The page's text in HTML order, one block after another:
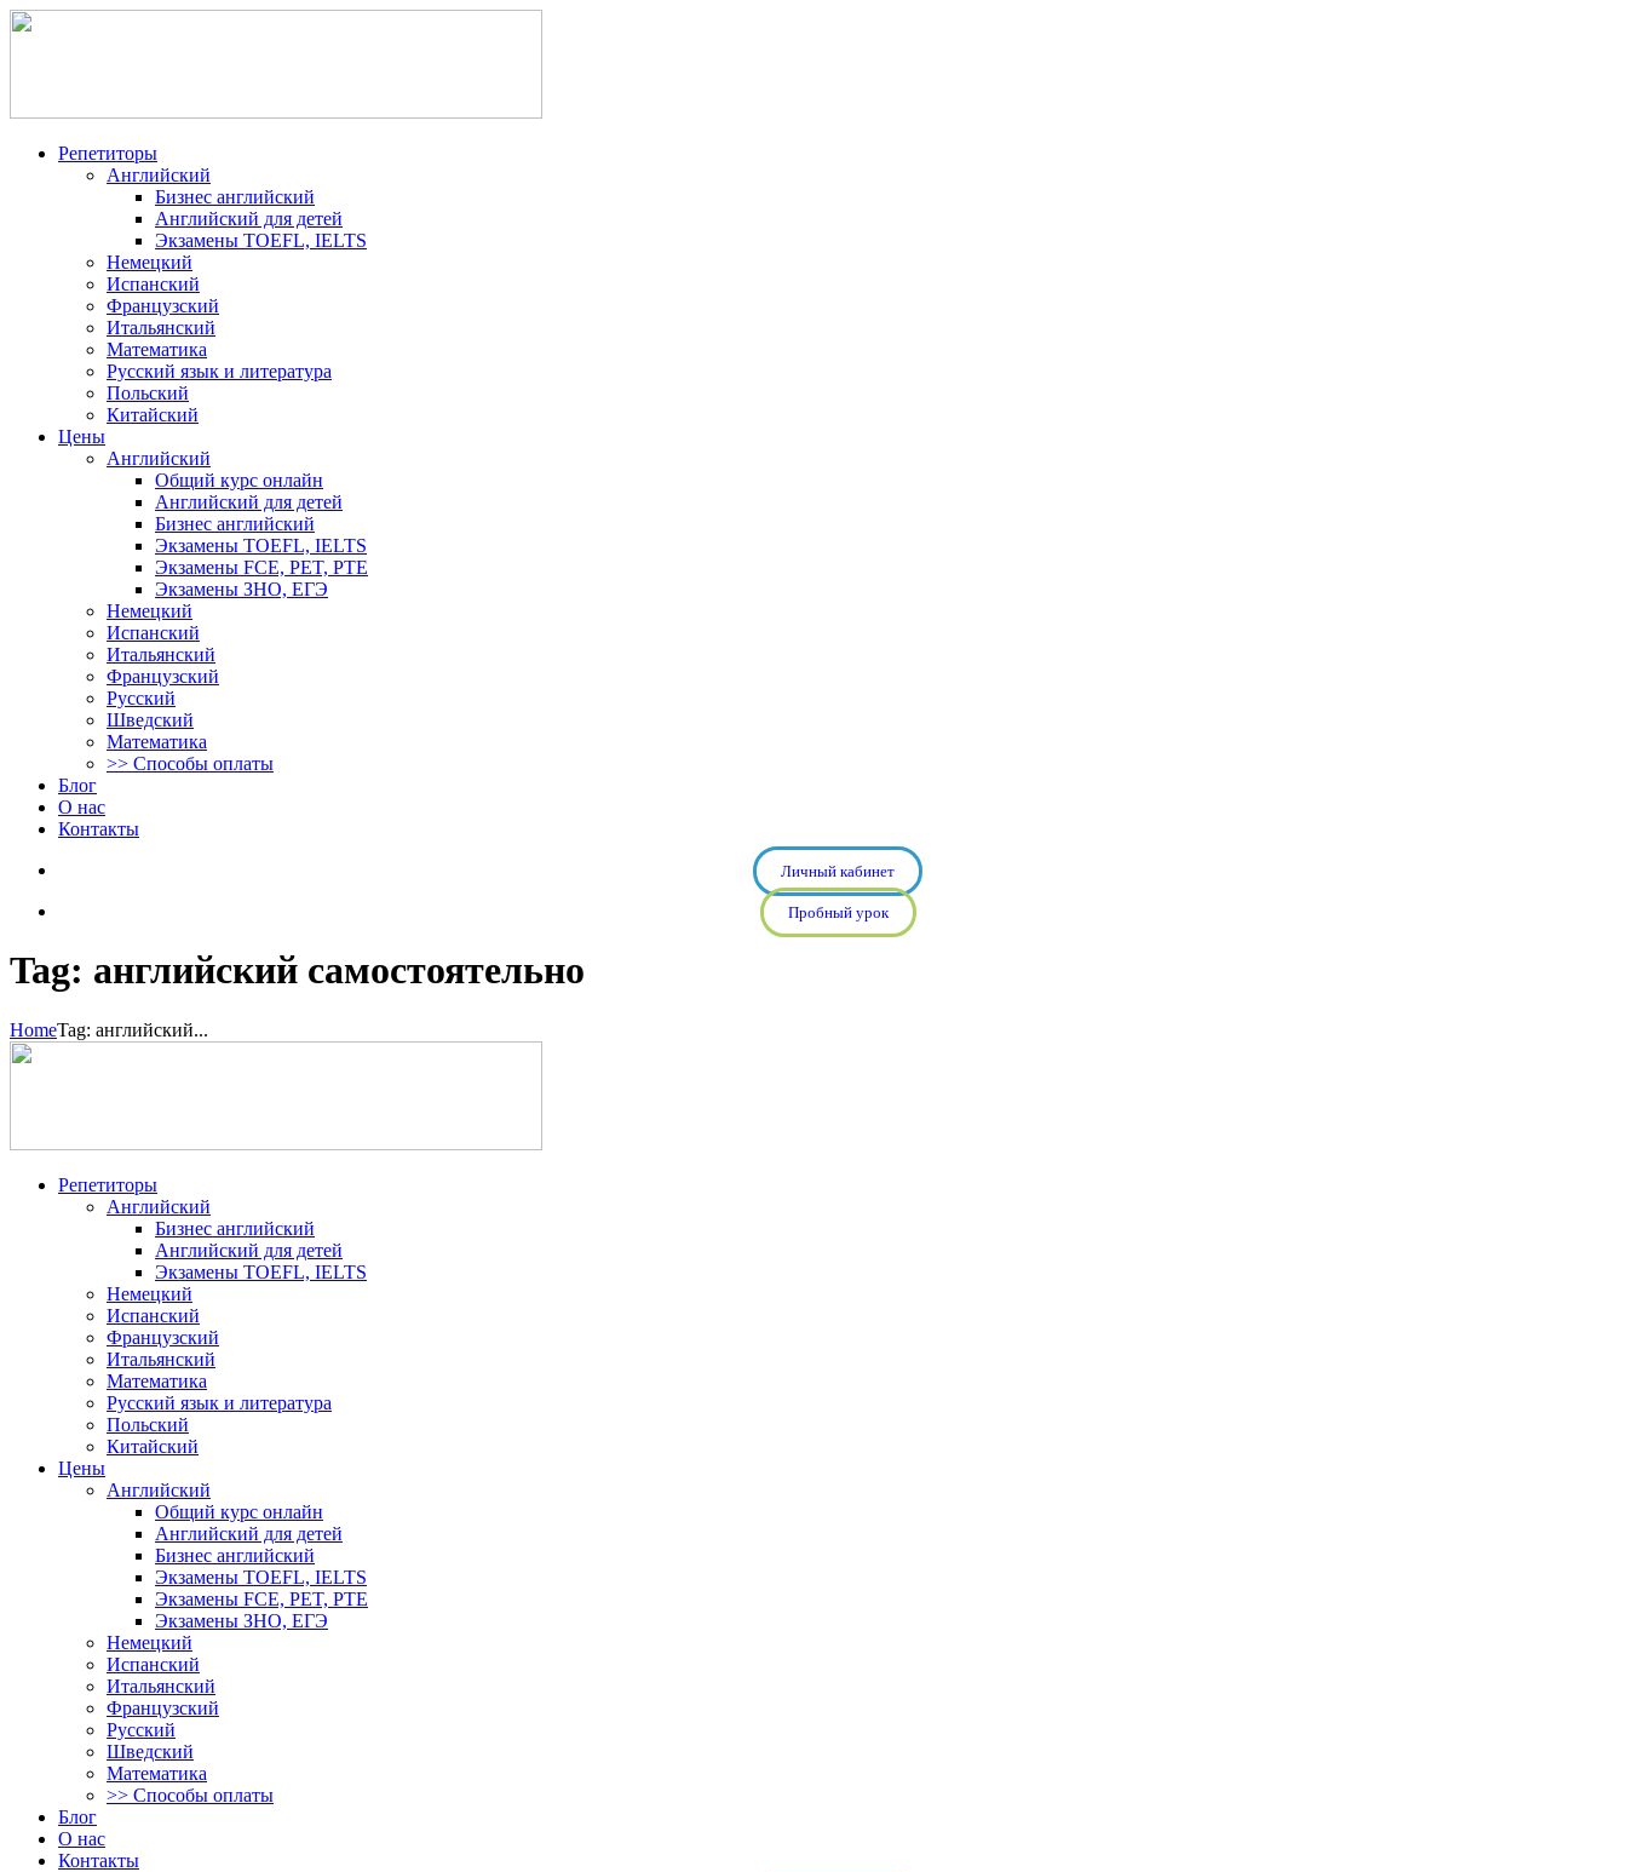
Репетиторы
Английский
Бизнес английский
Английский для детей
Экзамены TOEFL, IELTS
Немецкий
Испанский
Французский
Итальянский
Математика
Русский язык и литература
Польский
Китайский
Цены
Английский
Общий курс онлайн
Английский для детей
Бизнес английский
Экзамены TOEFL, IELTS
Экзамены FCE, PET, PTE
Экзамены ЗНО, ЕГЭ
Немецкий
Испанский
Итальянский
Французский
Русский
Шведский
Математика
>> Способы оплаты
Блог
О нас
Контакты
Личный кабинет
Пробный урок
Tag: английский самостоятельно
HomeTag: английский...
Репетиторы
Английский
Бизнес английский
Английский для детей
Экзамены TOEFL, IELTS
Немецкий
Испанский
Французский
Итальянский
Математика
Русский язык и литература
Польский
Китайский
Цены
Английский
Общий курс онлайн
Английский для детей
Бизнес английский
Экзамены TOEFL, IELTS
Экзамены FCE, PET, PTE
Экзамены ЗНО, ЕГЭ
Немецкий
Испанский
Итальянский
Французский
Русский
Шведский
Математика
>> Способы оплаты
Блог
О нас
Контакты